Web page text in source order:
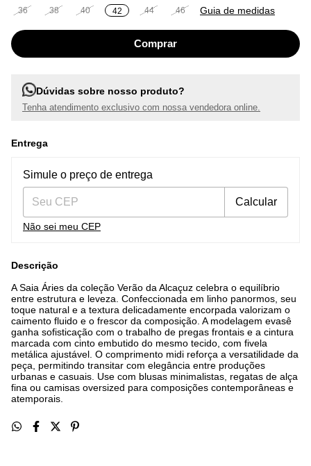
36 38 40 42 44 46 Guia de medidas
Dúvidas sobre nosso produto?
Tenha atendimento exclusivo com nossa vendedora online.
Entrega
Entregas para o CEP:
Simule o preço de entrega
Calcular
Não sei meu CEP
Descrição
A Saia Áries da coleção Verão da Alcaçuz celebra o equilíbrio
entre estrutura e leveza. Confeccionada em linho panormos, seu
toque natural e a textura delicadamente encorpada valorizam o
caimento fluido e o frescor da composição. A modelagem evasê
ganha sofisticação com o trabalho de pregas frontais e a cintura
marcada com cinto embutido do mesmo tecido, com fivela
metálica ajustável. O comprimento midi reforça a versatilidade da
peça, permitindo transitar com elegância entre produções
urbanas e casuais. Use com blusas minimalistas, regatas de alça
fina ou camisas oversized para composições contemporâneas e
atemporais.